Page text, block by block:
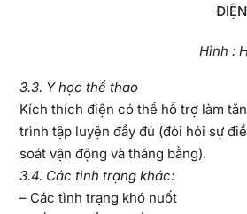
Hình :
3.3. Y học thể thao
Kích thích điện có thể hỗ trợ làm
trình tập luyện đầy đủ (đòi hỏi sự
soát vận động và thăng bằng).
3.4. Các tình trạng khác:
– Các tình trạng khó nuốt